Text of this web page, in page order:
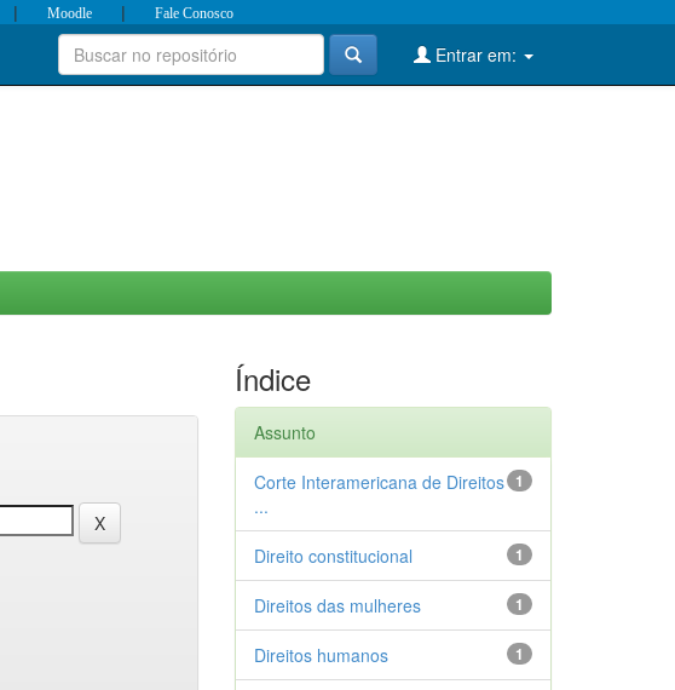
| Moodle | Fale Conosco
Entrar em:
Índice
Assunto
1
Corte Interamericana de Direitos
...
1
Direito constitucional
1
Direitos das mulheres
1
Direitos humanos